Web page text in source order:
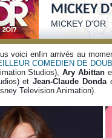
MICKEY
MICKEY D'OR
voici enfin arrivés au
COMEDIEN DE
Studios),Ary Abittan
etJean-Claude Donda
Television Animation).